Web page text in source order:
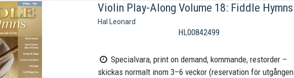
Violin Play-Along Volume 18: Fiddle Hymns
Hal Leonard
HL00842499
Specialvara, print on demand, kommande, restorder –
skickas normalt inom 3–6 veckor (reservation för utgången